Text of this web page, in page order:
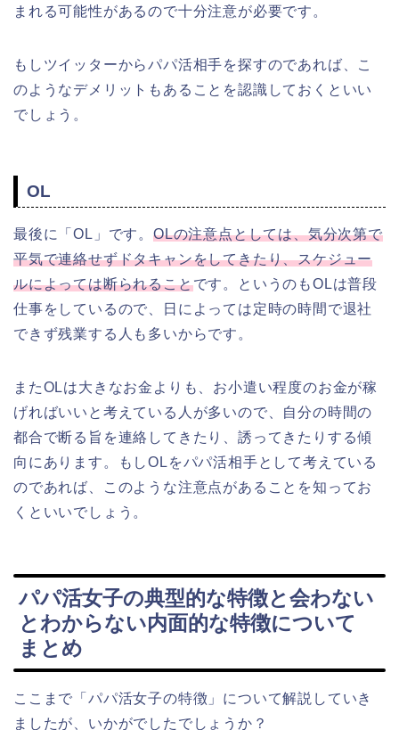
まれる可能性があるので十分注意が必要です。
もしツイッターからパパ活相手を探すのであれば、こ
のようなデメリットもあることを認識しておくといい
でしょう。
OL
最後に「OL」です。 OLの注意点としては、気分次第で
平気で連絡せずドタキャンをしてきたり、スケジュー
ルによっては断られることです。というのもOLは普段
仕事をしているので、日によっては定時の時間で退社
できず残業する人も多いからです。
またOLは大きなお金よりも、お小遣い程度のお金が稼
げればいいと考えている人が多いので、自分の時間の
都合で断る旨を連絡してきたり、誘ってきたりする傾
向にあります。もしOLをパパ活相手として考えている
のであれば、このような注意点があることを知ってお
くといいでしょう。
パパ活女子の典型的な特徴と会わない
とわからない内面的な特徴について
まとめ
ここまで「パパ活女子の特徴」について解説していき
ましたが、いかがでしたでしょうか？